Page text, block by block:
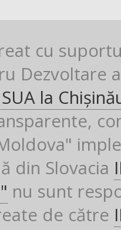
cu
Dezvoltare
la
din Slovacia
nu sunt
de către